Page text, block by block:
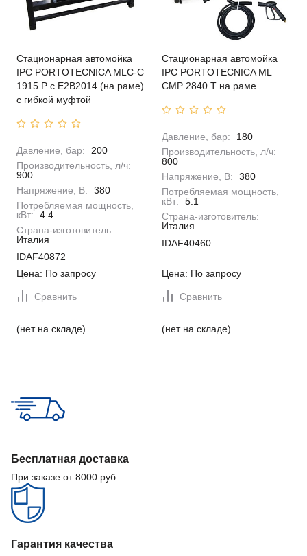
Стационарная автомойка
IPC PORTOTECNICA MLC-C
1915 P с E2B2014 (на раме)
с гибкой муфтой
Давление, бар:
200
Производительность, л/ч:
900
Напряжение, В:
380
Потребляемая мощность,
кВт:
4.4
Страна-изготовитель:
Италия
IDAF40872
Цена: По запросу
Сравнить
(нет на складе)
Стационарная автомойка
IPC PORTOTECNICA ML
CMP 2840 T на раме
Давление, бар:
180
Производительность, л/ч:
800
Напряжение, В:
380
Потребляемая мощность,
кВт:
5.1
Страна-изготовитель:
Италия
IDAF40460
Цена: По запросу
Сравнить
(нет на складе)
Бесплатная доставка
При заказе от 8000 руб
Гарантия качества